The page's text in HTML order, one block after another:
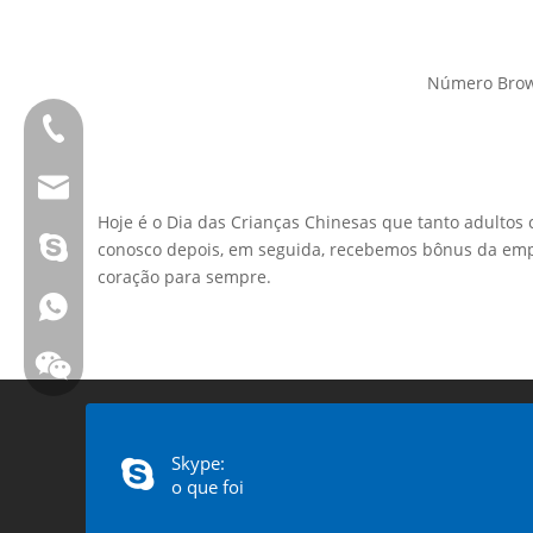
Número
Hoje é o Dia das Crianças Chinesas que tanto
conosco depois, em seguida, recebemos bônus da
coração para sempre.
Skype:
o que foi
E-mail:admin@hkritscher.com
Skype: whzggm